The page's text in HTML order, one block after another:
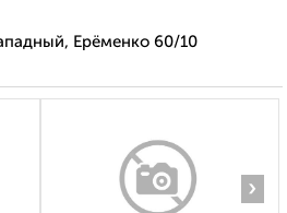
Ерёменко 60/10
›